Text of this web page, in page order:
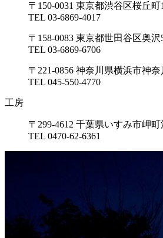
〒150-0031 東京都渋谷区桜丘町
TEL 03-6869-4017
〒158-0083 東京都世田谷区奥沢
TEL 03-6869-6706
〒221-0856 神奈川県横浜市神
TEL 045-550-4770
工房
〒299-4612 千葉県いすみ市岬町
TEL 0470-62-6361